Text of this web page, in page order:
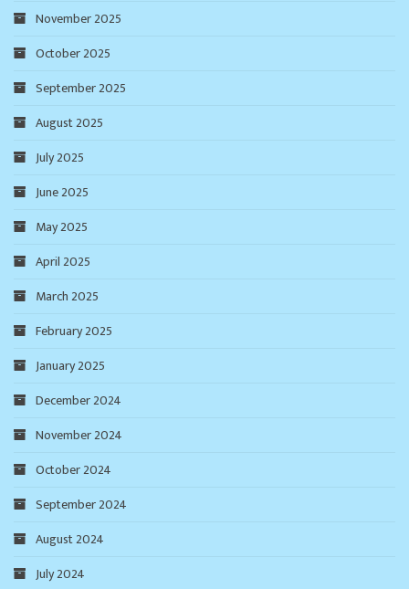
November 2025
October 2025
September 2025
August 2025
July 2025
June 2025
May 2025
April 2025
March 2025
February 2025
January 2025
December 2024
November 2024
October 2024
September 2024
August 2024
July 2024